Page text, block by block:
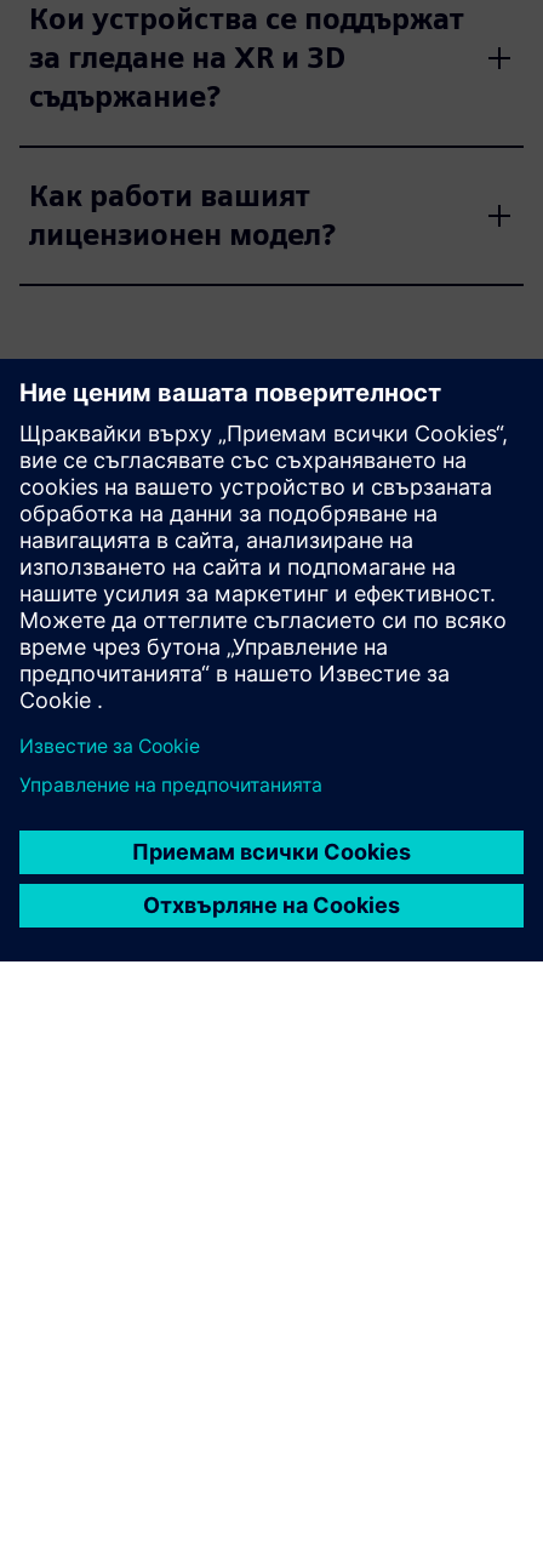
Кои устройства се поддържат
за гледане на XR и 3D
съдържание?
Как работи вашият
лицензионен модел?
Разгледайте ресурси и
свързани продукти
Допълнителна информация и
ресурси
Награда за шампионите на KI Баден-Вюртемберг за
VUSE-XR Hub